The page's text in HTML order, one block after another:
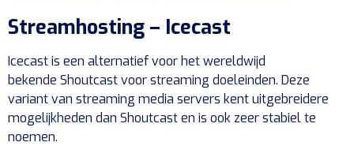
Streamhosting – Icecast
Icecast is een alternatief voor het wereldwijd
bekende Shoutcast voor streaming doeleinden. Deze
variant van streaming media servers kent uitgebreidere
mogelijkheden dan Shoutcast en is ook zeer stabiel te
noemen.